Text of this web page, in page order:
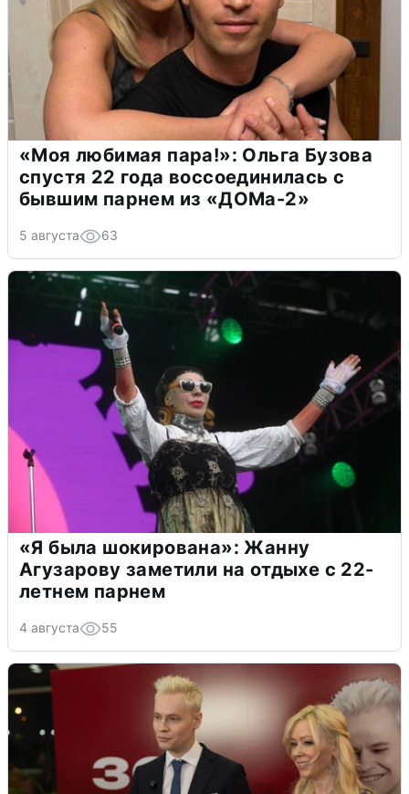
«Моя любимая пара!»: Ольга Бузова
спустя 22 года воссоединилась с
бывшим парнем из «ДОМа-2»
5 августа 63
«Я была шокирована»: Жанну
Агузарову заметили на отдыхе с 22-
летнем парнем
4 августа 55